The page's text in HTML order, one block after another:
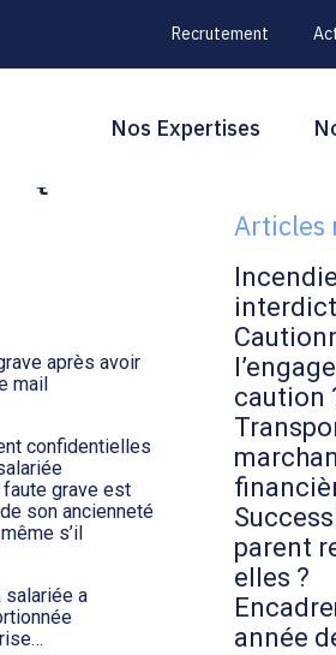
Recrutement
Principal
Nos Expertises
après avoir
mail
confidentielles
faute grave est
son ancienneté
s’il
salariée a
Blog
Rechercher
Articles
caution
parent
elles ?
année